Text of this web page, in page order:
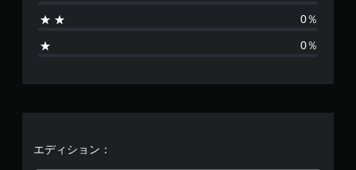
ま
0％
0％
エディション：